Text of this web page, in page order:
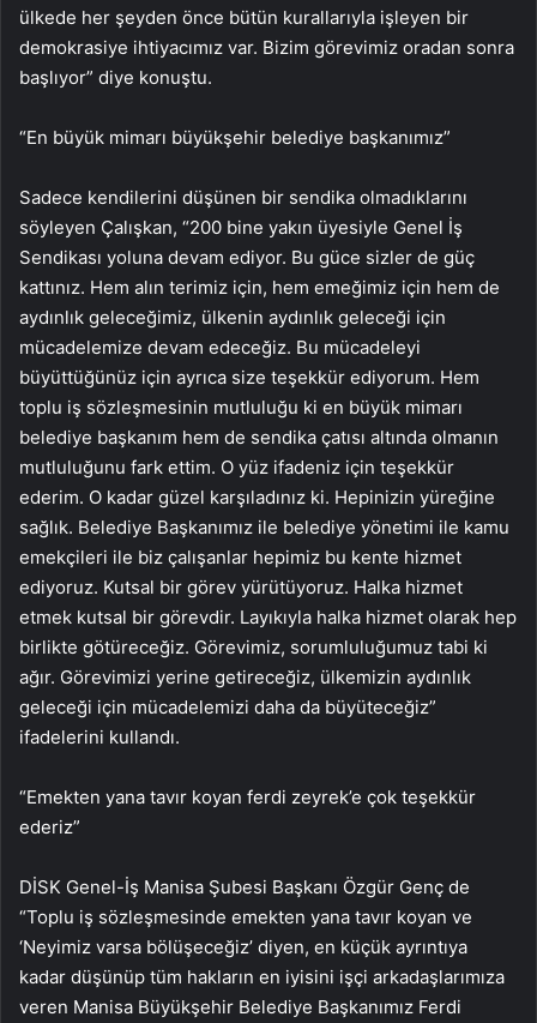
ülkede her şeyden önce bütün kurallarıyla işleyen bir
demokrasiye ihtiyacımız var. Bizim görevimiz oradan sonra
başlıyor” diye konuştu.
“En büyük mimarı büyükşehir belediye başkanımız”
Sadece kendilerini düşünen bir sendika olmadıklarını
söyleyen Çalışkan, “200 bine yakın üyesiyle Genel İş
Sendikası yoluna devam ediyor. Bu güce sizler de güç
kattınız. Hem alın terimiz için, hem emeğimiz için hem de
aydınlık geleceğimiz, ülkenin aydınlık geleceği için
mücadelemize devam edeceğiz. Bu mücadeleyi
büyüttüğünüz için ayrıca size teşekkür ediyorum. Hem
toplu iş sözleşmesinin mutluluğu ki en büyük mimarı
belediye başkanım hem de sendika çatısı altında olmanın
mutluluğunu fark ettim. O yüz ifadeniz için teşekkür
ederim. O kadar güzel karşıladınız ki. Hepinizin yüreğine
sağlık. Belediye Başkanımız ile belediye yönetimi ile kamu
emekçileri ile biz çalışanlar hepimiz bu kente hizmet
ediyoruz. Kutsal bir görev yürütüyoruz. Halka hizmet
etmek kutsal bir görevdir. Layıkıyla halka hizmet olarak hep
birlikte götüreceğiz. Görevimiz, sorumluluğumuz tabi ki
ağır. Görevimizi yerine getireceğiz, ülkemizin aydınlık
geleceği için mücadelemizi daha da büyüteceğiz”
ifadelerini kullandı.
“Emekten yana tavır koyan ferdi zeyrek’e çok teşekkür
ederiz”
DİSK Genel-İş Manisa Şubesi Başkanı Özgür Genç de
“Toplu iş sözleşmesinde emekten yana tavır koyan ve
‘Neyimiz varsa bölüşeceğiz’ diyen, en küçük ayrıntıya
kadar düşünüp tüm hakların en iyisini işçi arkadaşlarımıza
veren Manisa Büyükşehir Belediye Başkanımız Ferdi